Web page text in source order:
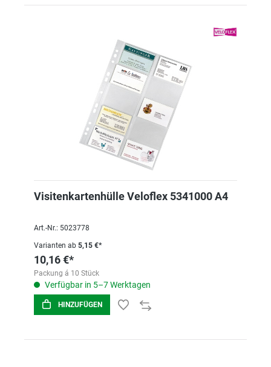
Visitenkartenhülle Veloflex 5341000 A4
Art.-Nr.: 5023778
Varianten ab 5,15 €*
10,16 €*
Packung á 10 Stück
Verfügbar in 5–7 Werktagen
HINZUFÜGEN